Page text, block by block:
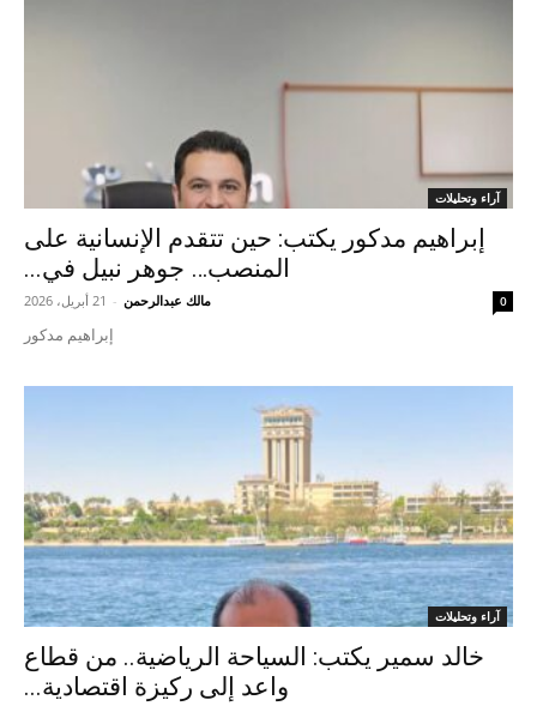
آراء وتحليلات
إبراهيم مدكور يكتب: حين تتقدم الإنسانية على
المنصب… جوهر نبيل في...
مالك عبدالرحمن - 21 أبريل، 2026 0
إبراهيم مدكور
آراء وتحليلات
خالد سمير يكتب: السياحة الرياضية.. من قطاع
واعد إلى ركيزة اقتصادية...